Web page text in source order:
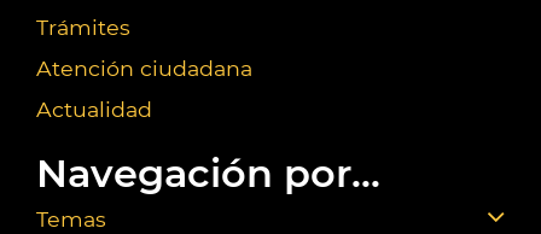
Trámites
Atención ciudadana
Actualidad
Navegación por...
Temas